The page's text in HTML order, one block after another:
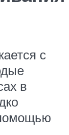
с
в